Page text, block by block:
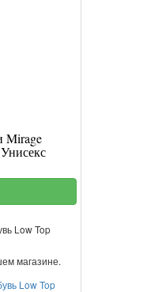
Mirage
Low Top
магазине.
Low Top